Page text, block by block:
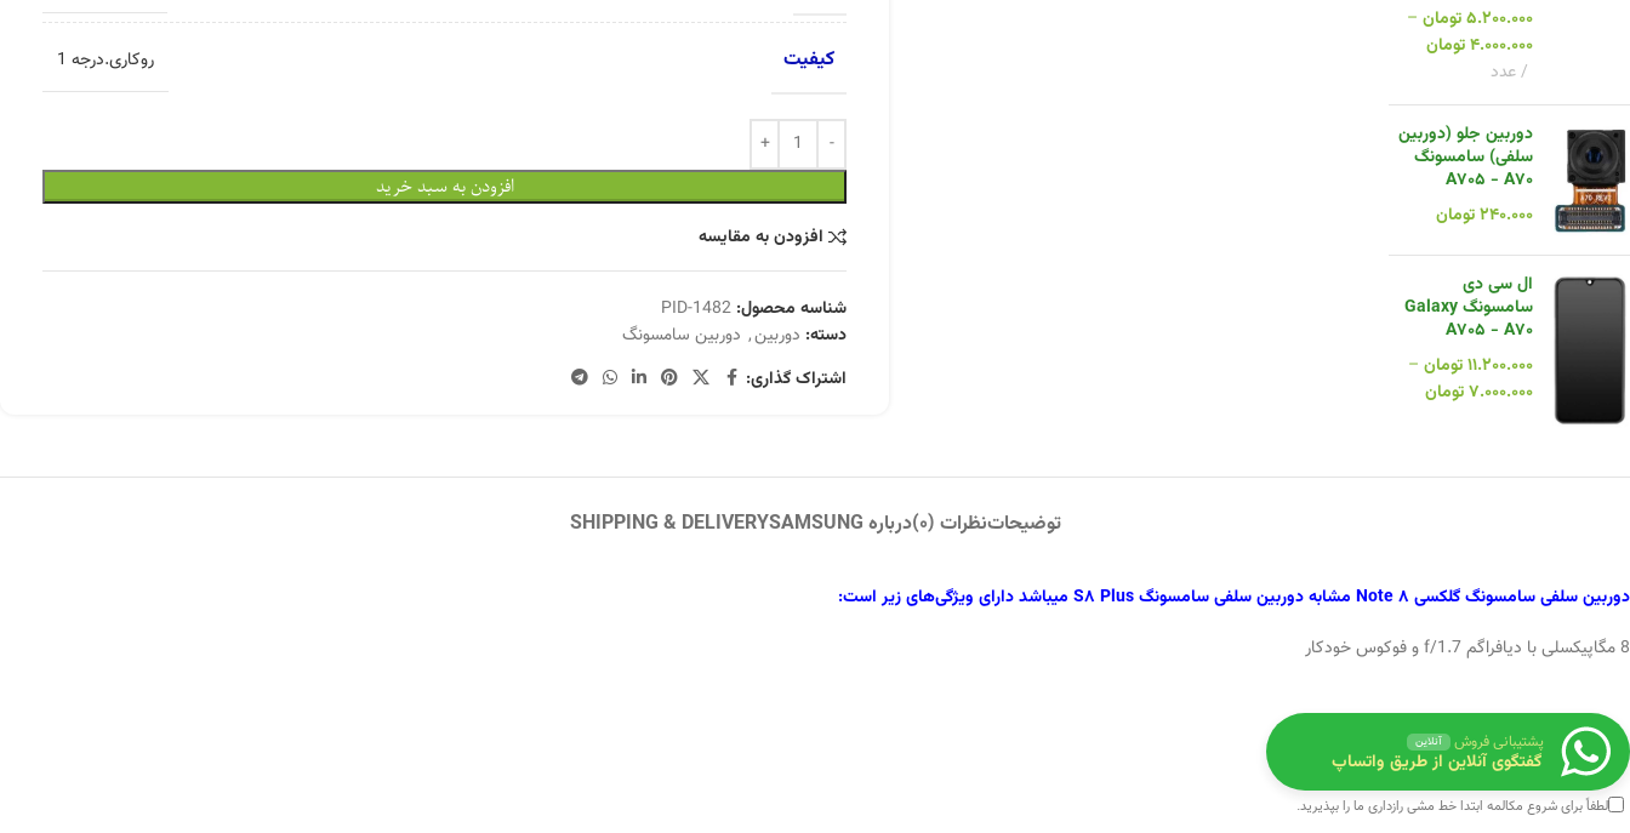
۵.۲۰۰.۰۰۰تومان –
۴.۰۰۰.۰۰۰تومان
عدد
دوربین جلو (دوربین
سلفی) سامسونگ
A705 - A70
۲۴۰.۰۰۰تومان
ال سی دی
سامسونگ Galaxy
A705 - A70
۱۱.۲۰۰.۰۰۰تومان –
۷.۰۰۰.۰۰۰تومان
کیفیت روکاری.درجه 1
افزودن به سبد خرید
افزودن به مقایسه
شناسه محصول: PID-1482
دسته: دوربین, دوربین سامسونگ
اشتراک گذاری:
توضیحاتنظرات (0) درباره SAMSUNG SHIPPING & DELIVERY
دوربین سلفی سامسونگ گلکسی Note 8 مشابه دوربین سلفی سامسونگ S8 Plus میباشد دارای ویژگی‌های زیر است:
8 مگاپیکسلی با دیافراگم f/1.7 و فوکوس خودکار
پشتیبانی فروش آنلاین
گفتگوی آنلاین از طریق واتساپ
لطفاً برای شروع مکالمه ابتداخط مشی رازداری ما را بپذیرید.